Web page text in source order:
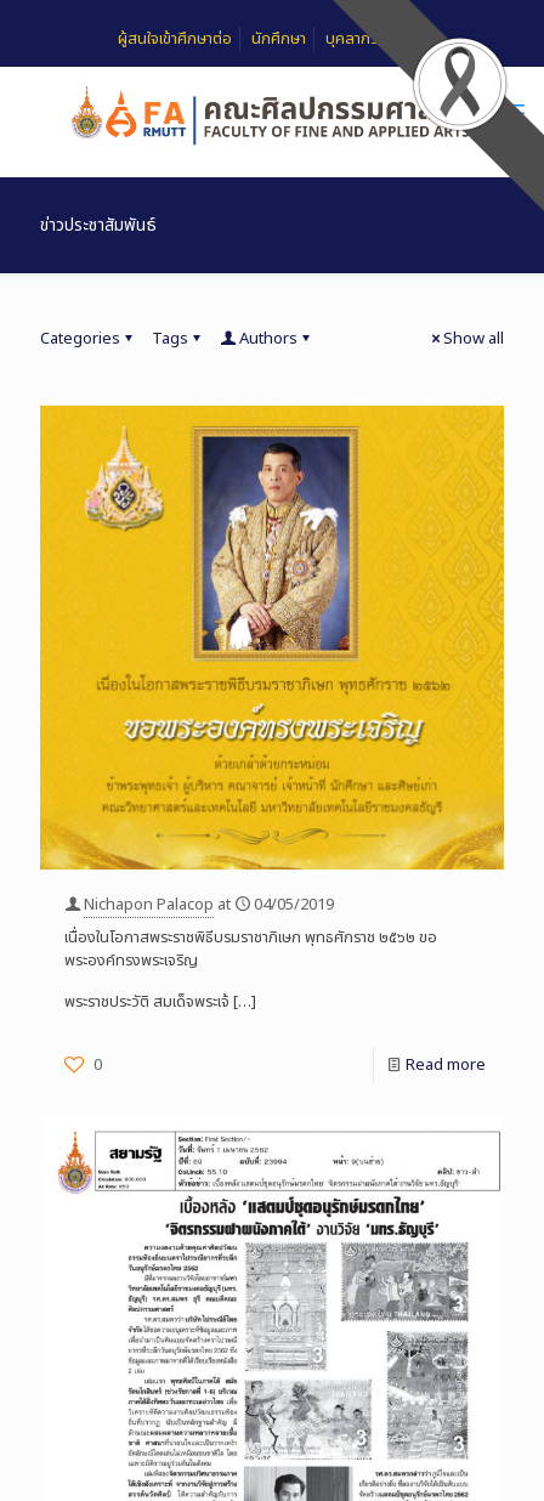
ผู้สนใจเข้าศึกษาต่อ นักศึกษา บุคลากร
ข่าวประชาสัมพันธ์
Categories Tags Authors Show all
Nichapon Palacop at
04/05/2019
เนื่องในโอกาสพระราชพิธีบรมราชาภิเษก พุทธศักราช ๒๕๖๒ ขอ
พระองค์ทรงพระเจริญ
พระราชประวัติ สมเด็จพระเจ้ […]
0 Read more